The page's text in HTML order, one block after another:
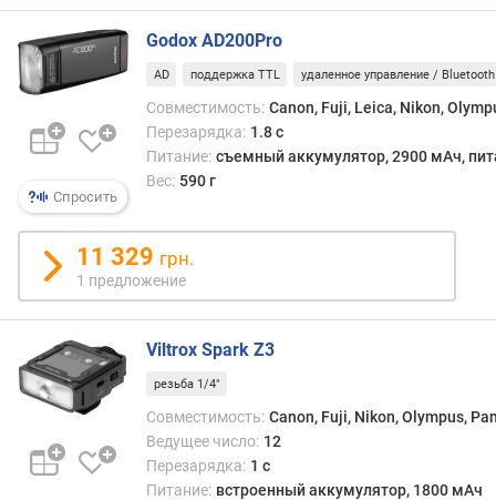
р
к
о
с
ь
(
к
)
к
ч
е
с
в
о
Спросить
Godox AD200Pro
AD поддержка TTL удаленное управление / Bluetooth
Совместимость: Canon, Fuji, Leica, Nikon,
Перезарядка: 1.8 с
Питание: съемный аккумулятор, 2900 мАч,
Вес: 590 г
11 329 грн.
1 предложение
Viltrox Spark Z3
резьба 1/4"
Совместимость: Canon, Fuji, Nikon, Olympus,
Ведущее число: 12
Перезарядка: 1 с
Питание: встроенный аккумулятор, 1800 мАч